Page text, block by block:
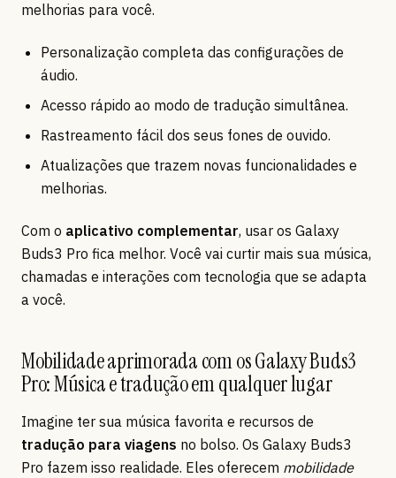
melhorias para você.
Personalização completa das configurações de
áudio.
Acesso rápido ao modo de tradução simultânea.
Rastreamento fácil dos seus fones de ouvido.
Atualizações que trazem novas funcionalidades e
melhorias.
Com o aplicativo complementar, usar os Galaxy
Buds3 Pro fica melhor. Você vai curtir mais sua música,
chamadas e interações com tecnologia que se adapta
a você.
Mobilidade aprimorada com os Galaxy Buds3
Pro: Música e tradução em qualquer lugar
Imagine ter sua música favorita e recursos de
tradução para viagens no bolso. Os Galaxy Buds3
Pro fazem isso realidade. Eles oferecem mobilidade